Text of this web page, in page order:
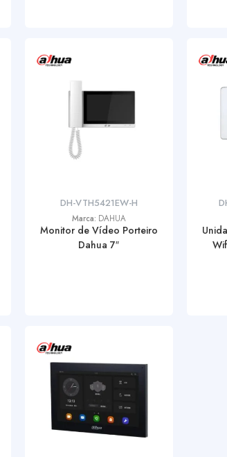
DH-VTH5421EW-H
Marca: DAHUA
Monitor de Vídeo Porteiro
Dahua 7″